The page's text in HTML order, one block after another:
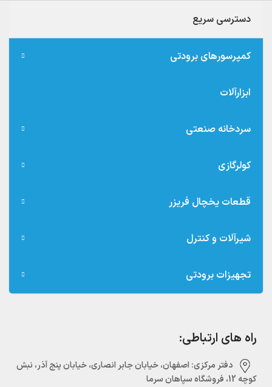
دسترسی سریع
کمپرسورهای برودتی
ابزارآلات
سردخانه صنعتی
کولرگازی
قطعات یخچال فریزر
شیرآلات و کنترل
تجهیزات برودتی
راه های ارتباطی:
دفتر مرکزی:‌ اصفهان، خیابان جابر انصاری، خیابان پنج آذر، نبش
کوچه 12، فروشگاه سپاهان سرما